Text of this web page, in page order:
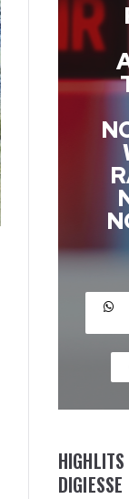
DIGIESSE